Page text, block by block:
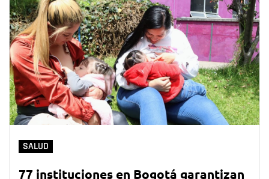
SALUD
77 instituciones en Bogotá garantizan